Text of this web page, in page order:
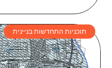
תוכניות התחדשות בניינית